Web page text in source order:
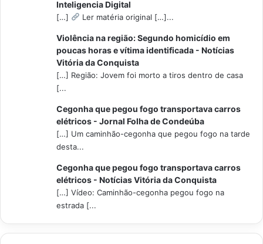
Inteligencia Digital
[…] Ler matéria original […]...
Violência na região: Segundo homicídio em
poucas horas e vítima identificada - Notícias
Vitória da Conquista
[…] Região: Jovem foi morto a tiros dentro de casa
[...
Cegonha que pegou fogo transportava carros
elétricos - Jornal Folha de Condeúba
[…] Um caminhão-cegonha que pegou fogo na tarde
desta...
Cegonha que pegou fogo transportava carros
elétricos - Notícias Vitória da Conquista
[…] Vídeo: Caminhão-cegonha pegou fogo na
estrada [...